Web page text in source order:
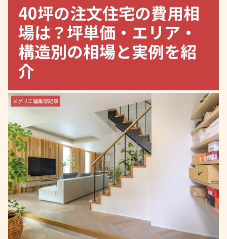
40坪の注文住宅の費用相
場は？坪単価・エリア・
構造別の相場と実例を紹
介
メグリエ編集部記事